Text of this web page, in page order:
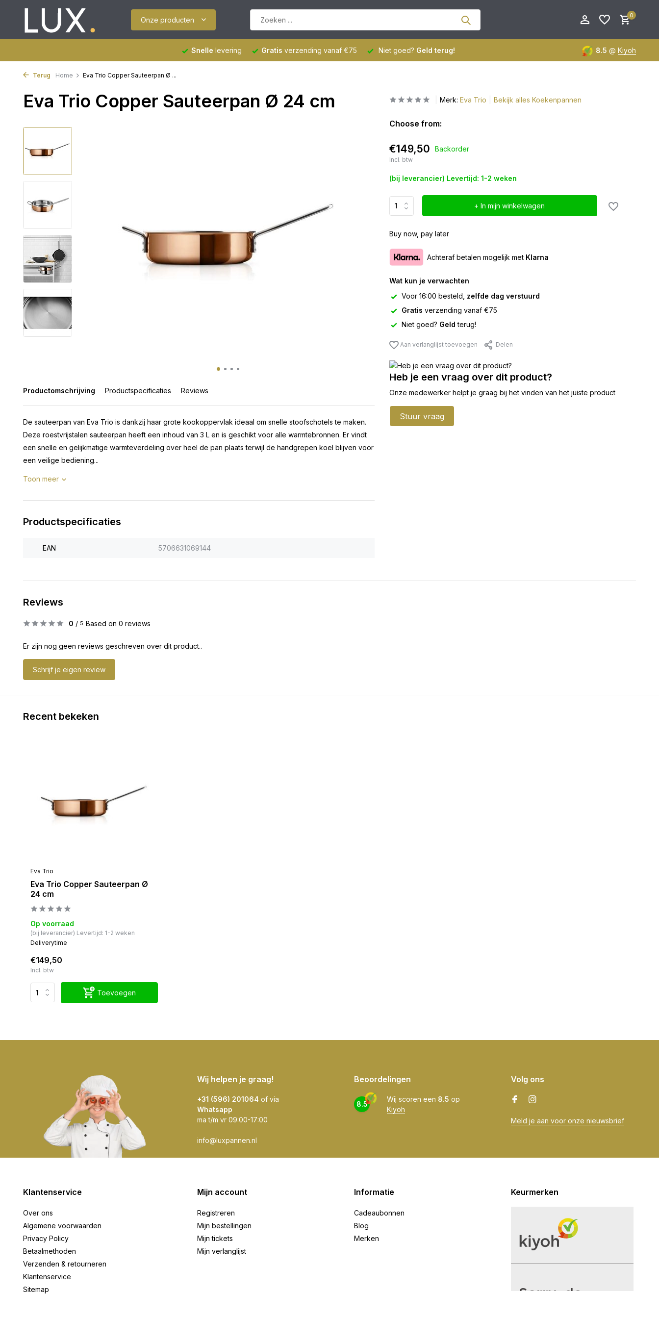
Onze producten
0
Snelle levering Gratis verzending vanaf €75 Niet goed? Geld terug! 8.5 @ Kiyoh
Terug Home Eva Trio Copper Sauteerpan Ø ...
Eva Trio Copper Sauteerpan Ø 24 cm
Productomschrijving Productspecificaties Reviews
De sauteerpan van Eva Trio is dankzij haar grote kookoppervlak ideaal om snelle stoofschotels te maken.
Deze roestvrijstalen sauteerpan heeft een inhoud van 3 L en is geschikt voor alle warmtebronnen. Er vindt
een snelle en gelijkmatige warmteverdeling over heel de pan plaats terwijl de handgrepen koel blijven voor
een veilige bediening...
Toon meer
Productspecificaties
EAN 5706631069144
Merk: Eva Trio Bekijk alles Koekenpannen
Choose from:
€149,50 Backorder
Incl. btw
(bij leverancier) Levertijd: 1-2 weken
+ In mijn winkelwagen
Buy now, pay later
Achteraf betalen mogelijk met Klarna
Wat kun je verwachten
Voor 16:00 besteld, zelfde dag verstuurd
Gratis verzending vanaf €75
Niet goed? Geld terug!
Aan verlanglijst toevoegen Delen
Heb je een vraag over dit product?
Onze medewerker helpt je graag bij het vinden van het juiste product
Stuur vraag
Reviews
0 / 5 Based on 0 reviews
Er zijn nog geen reviews geschreven over dit product..
Schrijf je eigen review
Recent bekeken
Eva Trio
Eva Trio Copper Sauteerpan Ø
24 cm
Op voorraad
(bij leverancier) Levertijd: 1-2 weken
Deliverytime
€149,50
Incl. btw
Toevoegen
Wij helpen je graag!
+31 (596) 201064 of via
Whatsapp
ma t/m vr 09:00-17:00
info@luxpannen.nl
Beoordelingen
8.5
Wij scoren een 8.5 op
Kiyoh
Volg ons
Meld je aan voor onze nieuwsbrief
Klantenservice
Over ons
Algemene voorwaarden
Privacy Policy
Betaalmethoden
Verzenden & retourneren
Klantenservice
Sitemap
Mijn account
Registreren
Mijn bestellingen
Mijn tickets
Mijn verlanglijst
Informatie
Cadeaubonnen
Blog
Merken
Keurmerken